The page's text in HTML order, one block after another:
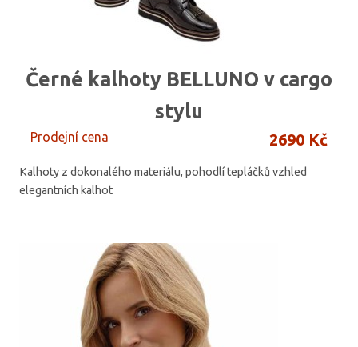
Černé kalhoty BELLUNO v cargo
stylu
Prodejní cena 2690 Kč
Kalhoty z dokonalého materiálu, pohodlí tepláčků vzhled
elegantních kalhot